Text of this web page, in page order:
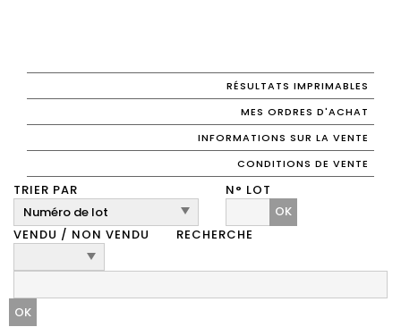
RÉSULTATS IMPRIMABLES
MES ORDRES D'ACHAT
INFORMATIONS SUR LA VENTE
CONDITIONS DE VENTE
TRIER PAR
N° LOT
OK
VENDU / NON VENDU
RECHERCHE